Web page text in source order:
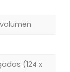
(124 x